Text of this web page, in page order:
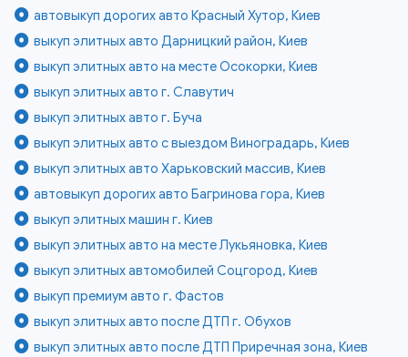
автовыкуп дорогих авто Красный Хутор, Киев
выкуп элитных авто Дарницкий район, Киев
выкуп элитных авто на месте Осокорки, Киев
выкуп элитных авто г. Славутич
выкуп элитных авто г. Буча
выкуп элитных авто с выездом Виноградарь, Киев
выкуп элитных авто Харьковский массив, Киев
автовыкуп дорогих авто Багринова гора, Киев
выкуп элитных машин г. Киев
выкуп элитных авто на месте Лукьяновка, Киев
выкуп элитных автомобилей Соцгород, Киев
выкуп премиум авто г. Фастов
выкуп элитных авто после ДТП г. Обухов
выкуп элитных авто после ДТП Приречная зона, Киев